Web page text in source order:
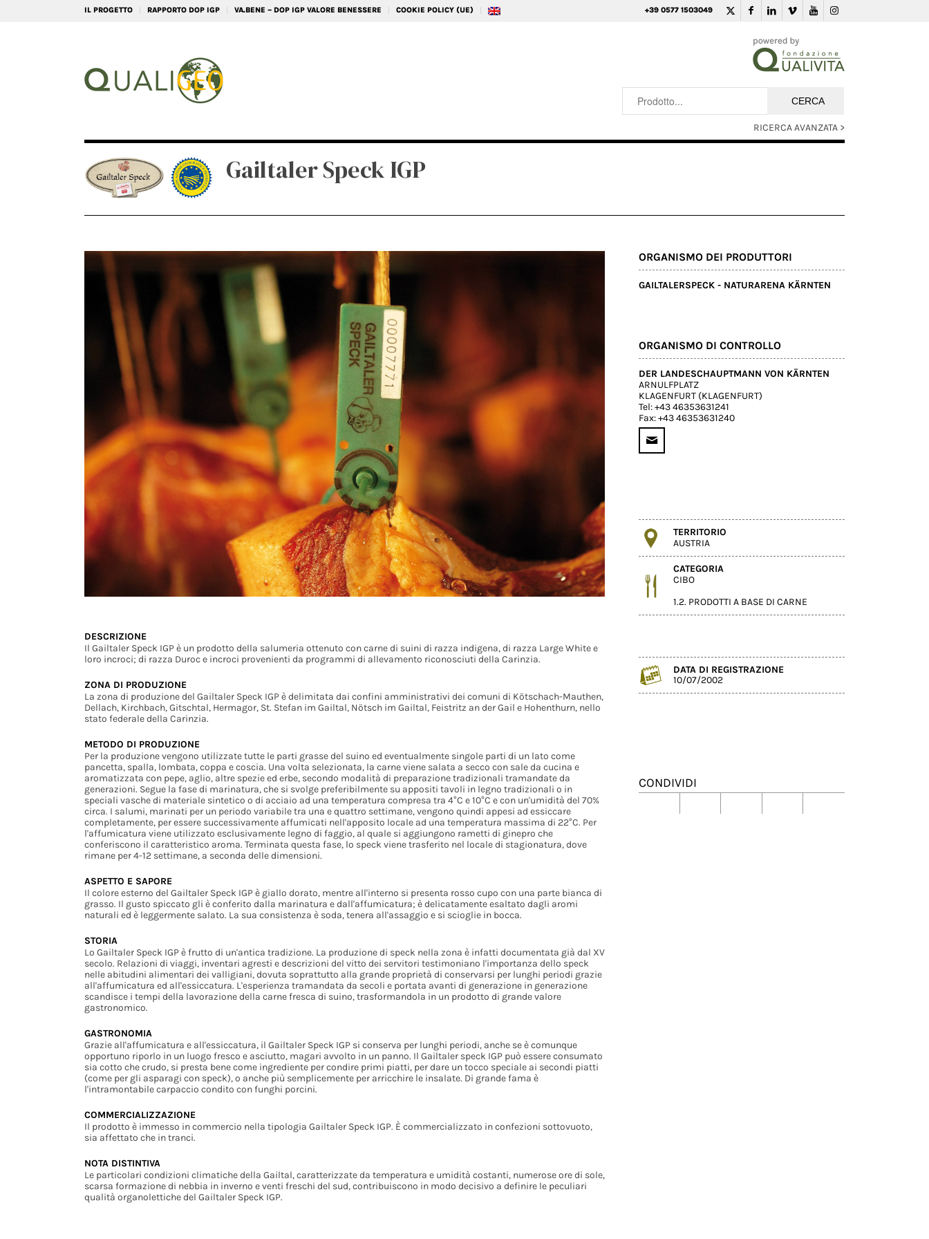
IL PROGETTO RAPPORTO DOP IGP VA.BENE – DOP IGP VALORE BENESSERE COOKIE POLICY (UE) +39 0577 1503049
RICERCA AVANZATA >
Gailtaler Speck IGP
DESCRIZIONE
Il Gailtaler Speck IGP è un prodotto della salumeria ottenuto con carne di suini di razza indigena, di razza Large White e
loro incroci; di razza Duroc e incroci provenienti da programmi di allevamento riconosciuti della Carinzia.
ZONA DI PRODUZIONE
La zona di produzione del Gailtaler Speck IGP è delimitata dai confini amministrativi dei comuni di Kötschach-Mauthen,
Dellach, Kirchbach, Gitschtal, Hermagor, St. Stefan im Gailtal, Nötsch im Gailtal, Feistritz an der Gail e Hohenthurn, nello
stato federale della Carinzia.
METODO DI PRODUZIONE
Per la produzione vengono utilizzate tutte le parti grasse del suino ed eventualmente singole parti di un lato come
pancetta, spalla, lombata, coppa e coscia. Una volta selezionata, la carne viene salata a secco con sale da cucina e
aromatizzata con pepe, aglio, altre spezie ed erbe, secondo modalità di preparazione tradizionali tramandate da
generazioni. Segue la fase di marinatura, che si svolge preferibilmente su appositi tavoli in legno tradizionali o in
speciali vasche di materiale sintetico o di acciaio ad una temperatura compresa tra 4°C e 10°C e con un'umidità del 70%
circa. I salumi, marinati per un periodo variabile tra una e quattro settimane, vengono quindi appesi ad essiccare
completamente, per essere successivamente affumicati nell'apposito locale ad una temperatura massima di 22°C. Per
l'affumicatura viene utilizzato esclusivamente legno di faggio, al quale si aggiungono rametti di ginepro che
conferiscono il caratteristico aroma. Terminata questa fase, lo speck viene trasferito nel locale di stagionatura, dove
rimane per 4-12 settimane, a seconda delle dimensioni.
ASPETTO E SAPORE
Il colore esterno del Gailtaler Speck IGP è giallo dorato, mentre all'interno si presenta rosso cupo con una parte bianca di
grasso. Il gusto spiccato gli è conferito dalla marinatura e dall'affumicatura; è delicatamente esaltato dagli aromi
naturali ed è leggermente salato. La sua consistenza è soda, tenera all'assaggio e si scioglie in bocca.
STORIA
Lo Gailtaler Speck IGP è frutto di un'antica tradizione. La produzione di speck nella zona è infatti documentata già dal XV
secolo. Relazioni di viaggi, inventari agresti e descrizioni del vitto dei servitori testimoniano l'importanza dello speck
nelle abitudini alimentari dei valligiani, dovuta soprattutto alla grande proprietà di conservarsi per lunghi periodi grazie
all'affumicatura ed all'essiccatura. L'esperienza tramandata da secoli e portata avanti di generazione in generazione
scandisce i tempi della lavorazione della carne fresca di suino, trasformandola in un prodotto di grande valore
gastronomico.
GASTRONOMIA
Grazie all'affumicatura e all'essiccatura, il Gailtaler Speck IGP si conserva per lunghi periodi, anche se è comunque
opportuno riporlo in un luogo fresco e asciutto, magari avvolto in un panno. Il Gailtaler speck IGP può essere consumato
sia cotto che crudo, si presta bene come ingrediente per condire primi piatti, per dare un tocco speciale ai secondi piatti
(come per gli asparagi con speck), o anche più semplicemente per arricchire le insalate. Di grande fama è
l'intramontabile carpaccio condito con funghi porcini.
COMMERCIALIZZAZIONE
Il prodotto è immesso in commercio nella tipologia Gailtaler Speck IGP. È commercializzato in confezioni sottovuoto,
sia affettato che in tranci.
NOTA DISTINTIVA
Le particolari condizioni climatiche della Gailtal, caratterizzate da temperatura e umidità costanti, numerose ore di sole,
scarsa formazione di nebbia in inverno e venti freschi del sud, contribuiscono in modo decisivo a definire le peculiari
qualità organolettiche del Gailtaler Speck IGP.
ORGANISMO DEI PRODUTTORI
GAILTALERSPECK - NATURARENA KÄRNTEN
ORGANISMO DI CONTROLLO
DER LANDESCHAUPTMANN VON KÄRNTEN
ARNULFPLATZ
KLAGENFURT (KLAGENFURT)
Tel: +43 46353631241
Fax: +43 46353631240
TERRITORIO
AUSTRIA
CATEGORIA
CIBO
1.2. PRODOTTI A BASE DI CARNE
DATA DI REGISTRAZIONE
10/07/2002
CONDIVIDI